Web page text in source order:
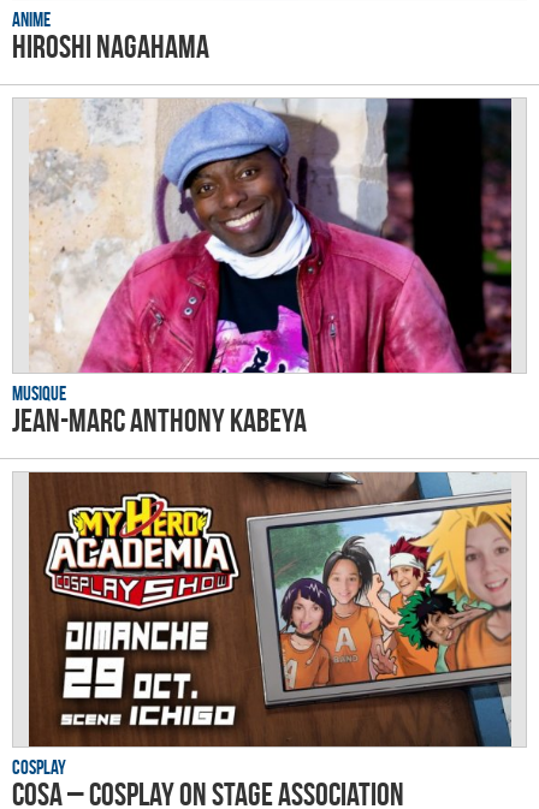
Anime
Hiroshi Nagahama
Musique
Jean-Marc Anthony Kabeya
Cosplay
CoSA – Cosplay on Stage Association